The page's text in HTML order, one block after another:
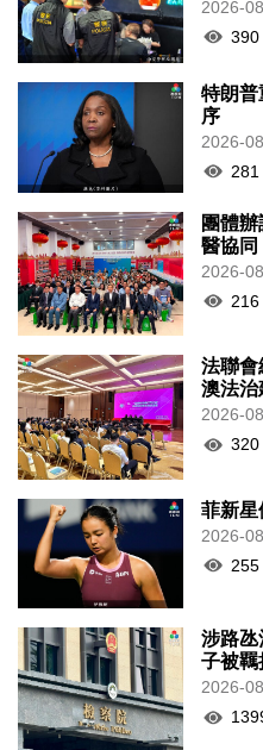
2026-
390
特朗普
序
2026-
281
團體
醫協同
2026-
216
法聯會
澳法治
2026-
320
菲新星
2026-
255
涉路
子被羈
2026-